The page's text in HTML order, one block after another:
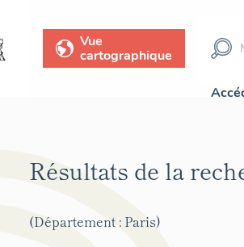
Vue
cartographique
Résultats de la
(Département : Paris)